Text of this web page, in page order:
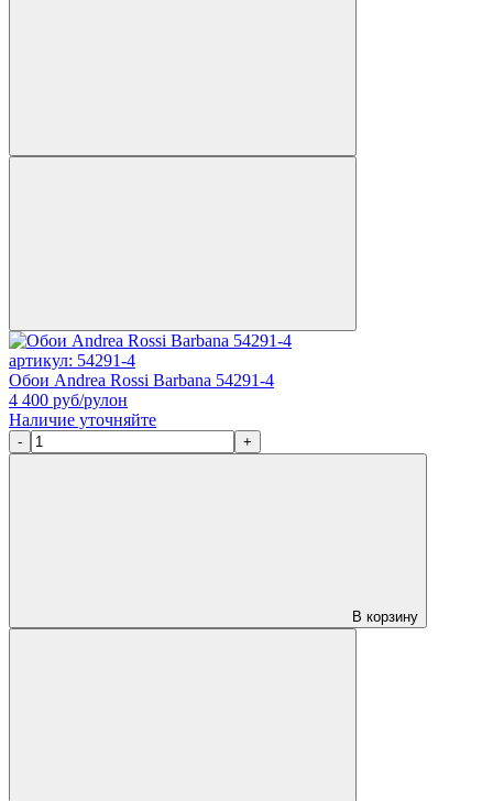
артикул: 54291-4
Обои Andrea Rossi Barbana 54291-4
4 400 руб/рулон
Наличие уточняйте
- +
В корзину